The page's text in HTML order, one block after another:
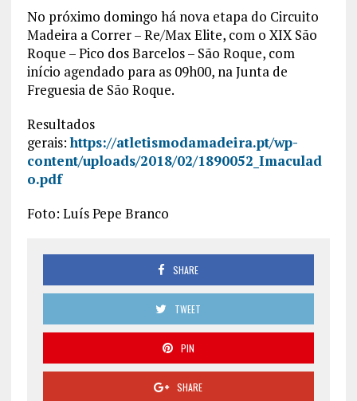
No próximo domingo há nova etapa do Circuito
Madeira a Correr – Re/Max Elite, com o XIX São
Roque – Pico dos Barcelos – São Roque, com
início agendado para as 09h00, na Junta de
Freguesia de São Roque.
Resultados
gerais:https://atletismodamadeira.pt/wp-
content/uploads/2018/02/1890052_Imaculad
o.pdf
Foto: Luís Pepe Branco
SHARE
TWEET
PIN
SHARE